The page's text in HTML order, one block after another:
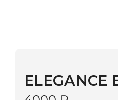
3–5 дней | Промокод